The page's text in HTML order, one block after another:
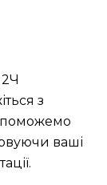
з
ваші